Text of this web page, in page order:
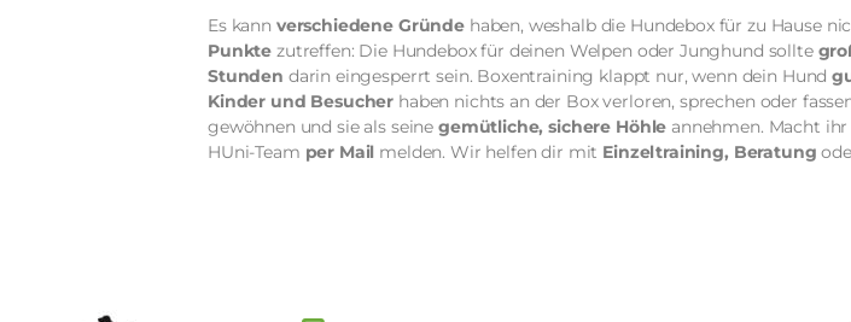
Es kann verschiedene Gründehaben, weshalb die Hundebox für zu Hause
Punkte zutreffen: Die Hundebox für deinen Welpen oder Junghund sollte
Stunden darin eingesperrt sein. Boxentraining klappt nur, wenn dein Hund
Kinder und Besucher haben nichts an der Box verloren, sprechen oder
gewöhnen und sie als seine gemütliche, sichere Höhle annehmen. Macht
HUni-Team per Mail melden. Wir helfen dir mit Einzeltraining, Beratung